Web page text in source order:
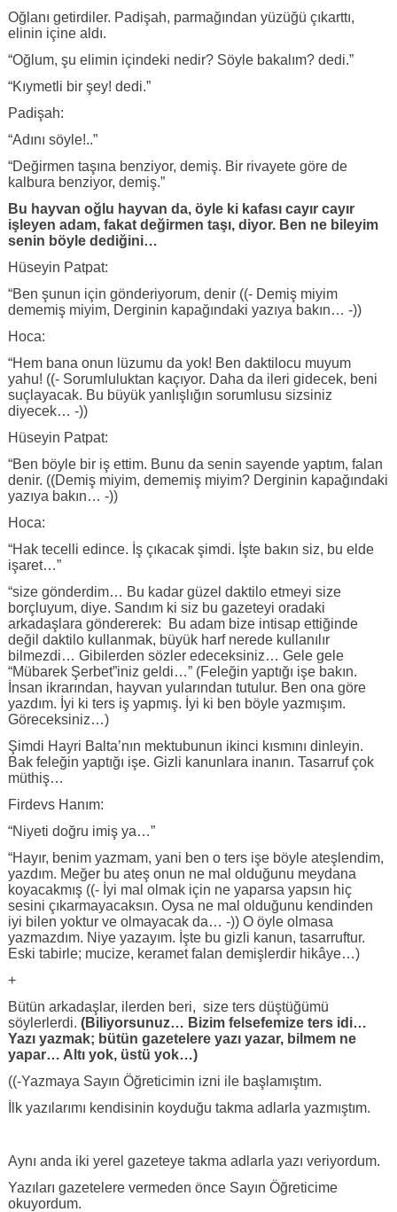
Oğlanı getirdiler. Padişah, parmağından yüzüğü çıkarttı,
elinin içine aldı.
“Oğlum, şu elimin içindeki nedir? Söyle bakalım? dedi.”
“Kıymetli bir şey! dedi.”
Padişah:
“Adını söyle!..”
“Değirmen taşına benziyor, demiş. Bir rivayete göre de
kalbura benziyor, demiş.”
Bu hayvan oğlu hayvan da, öyle ki kafası cayır cayır
işleyen adam, fakat değirmen taşı, diyor. Ben ne bileyim
senin böyle dediğini…
Hüseyin Patpat:
“Ben şunun için gönderiyorum, denir ((- Demiş miyim
dememiş miyim, Derginin kapağındaki yazıya bakın… -))
Hoca:
“Hem bana onun lüzumu da yok! Ben daktilocu muyum
yahu! ((- Sorumluluktan kaçıyor. Daha da ileri gidecek, beni
suçlayacak. Bu büyük yanlışlığın sorumlusu sizsiniz
diyecek… -))
Hüseyin Patpat:
“Ben böyle bir iş ettim. Bunu da senin sayende yaptım, falan
denir. ((Demiş miyim, dememiş miyim? Derginin kapağındaki
yazıya bakın… -))
Hoca:
“Hak tecelli edince. İş çıkacak şimdi. İşte bakın siz, bu elde
işaret…”
“size gönderdim… Bu kadar güzel daktilo etmeyi size
borçluyum, diye. Sandım ki siz bu gazeteyi oradaki
arkadaşlara göndererek: Bu adam bize intisap ettiğinde
değil daktilo kullanmak, büyük harf nerede kullanılır
bilmezdi… Gibilerden sözler edeceksiniz… Gele gele
“Mübarek Şerbet”iniz geldi…” (Feleğin yaptığı işe bakın.
İnsan ikrarından, hayvan yularından tutulur. Ben ona göre
yazdım. İyi ki ters iş yapmış. İyi ki ben böyle yazmışım.
Göreceksiniz…)
Şimdi Hayri Balta’nın mektubunun ikinci kısmını dinleyin.
Bak feleğin yaptığı işe. Gizli kanunlara inanın. Tasarruf çok
müthiş…
Firdevs Hanım:
“Niyeti doğru imiş ya…”
“Hayır, benim yazmam, yani ben o ters işe böyle ateşlendim,
yazdım. Meğer bu ateş onun ne mal olduğunu meydana
koyacakmış ((- İyi mal olmak için ne yaparsa yapsın hiç
sesini çıkarmayacaksın. Oysa ne mal olduğunu kendinden
iyi bilen yoktur ve olmayacak da… -)) O öyle olmasa
yazmazdım. Niye yazayım. İşte bu gizli kanun, tasarruftur.
Eski tabirle; mucize, keramet falan demişlerdir hikâye…)
+
Bütün arkadaşlar, ilerden beri, size ters düştüğümü
söylerlerdi.(Biliyorsunuz… Bizim felsefemize ters idi…
Yazı yazmak; bütün gazetelere yazı yazar, bilmem ne
yapar… Altı yok, üstü yok…)
((-Yazmaya Sayın Öğreticimin izni ile başlamıştım.
İlk yazılarımı kendisinin koyduğu takma adlarla yazmıştım.
Aynı anda iki yerel gazeteye takma adlarla yazı veriyordum.
Yazıları gazetelere vermeden önce Sayın Öğreticime
okuyordum.